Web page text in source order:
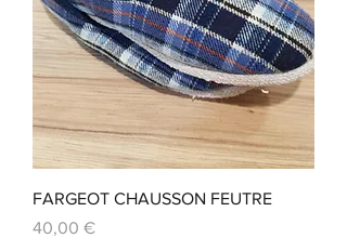
FARGEOT CHAUSSON FEUTRE
Prix
40,00 €